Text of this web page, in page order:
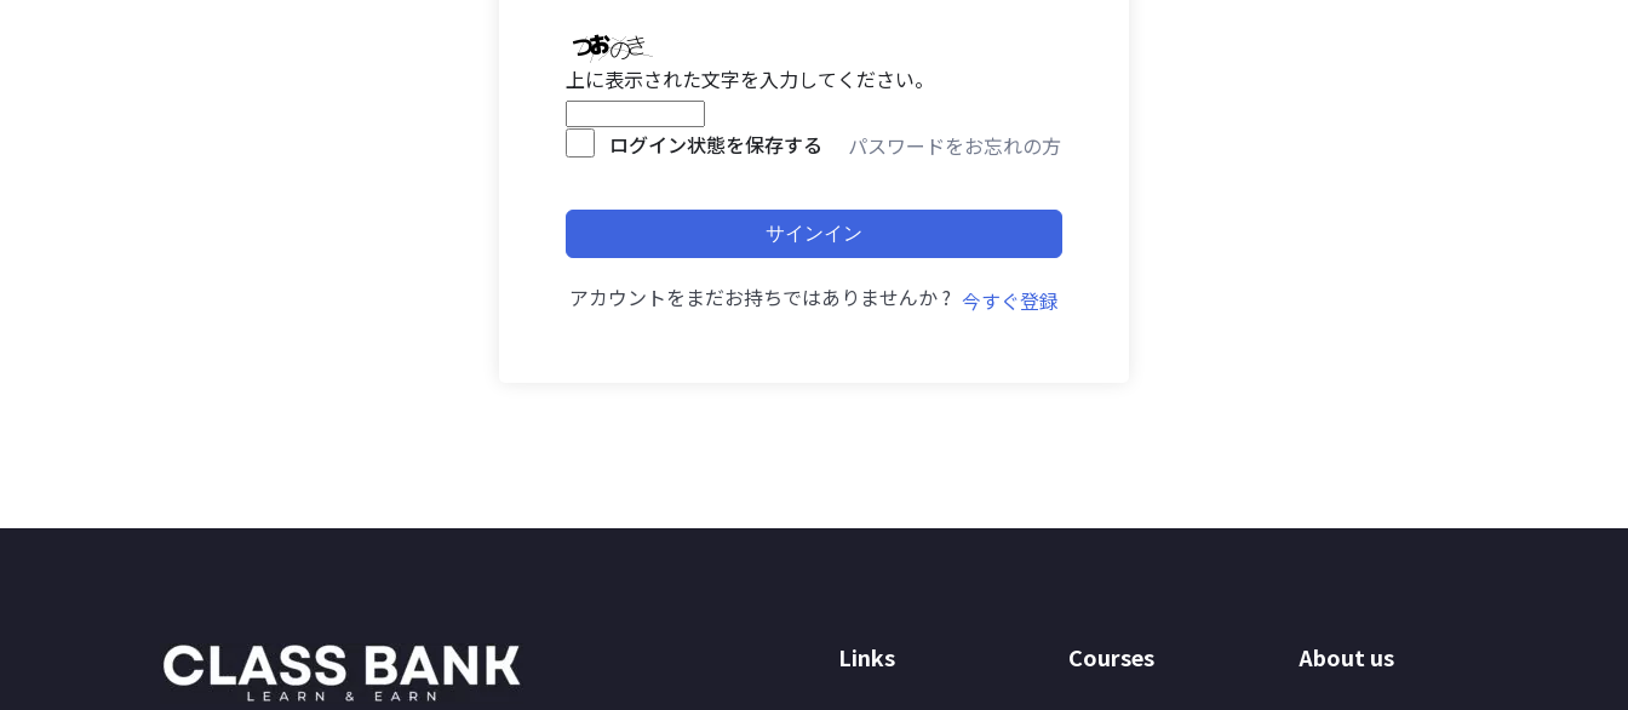
上に表示された文字を入力してください。
ログイン状態を保存する パスワードをお忘れの方
サインイン
アカウントをまだお持ちではありませんか ? 今すぐ登録
Links Courses About us